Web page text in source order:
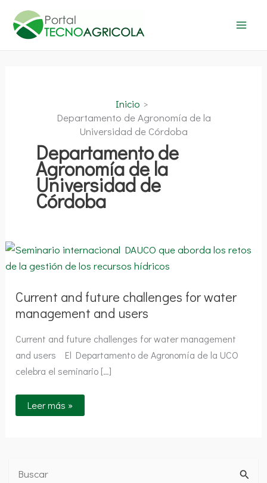
contenido
Inicio
Departamento de Agronomía de la
Universidad de Córdoba
Departamento de
Agronomía de la
Universidad de
Córdoba
Current and future challenges for water
management and users
Current and future challenges for water management
and users El Departamento de Agronomía de la UCO
celebra el seminario […]
Current
and
future
challenges
water
management
and
users
Leer más »